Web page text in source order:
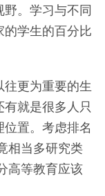
。学习与不同
学生的百分比
更为重要的生
就是很多人只
置。考虑排名
相当多研究类
高等教育应该